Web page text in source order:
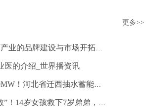
更多>>
郑州仙佑：膏药产业的品牌建设与市场开拓策略
医的介绍_世界播资讯
环球即时：1000MW！河北省迁西抽水蓄能电站可研“三大专题”报告审查会议召开
“幸好姐姐会急救”！14岁女孩救下7岁弟弟，视频记录下惊险一幕……-天天看点